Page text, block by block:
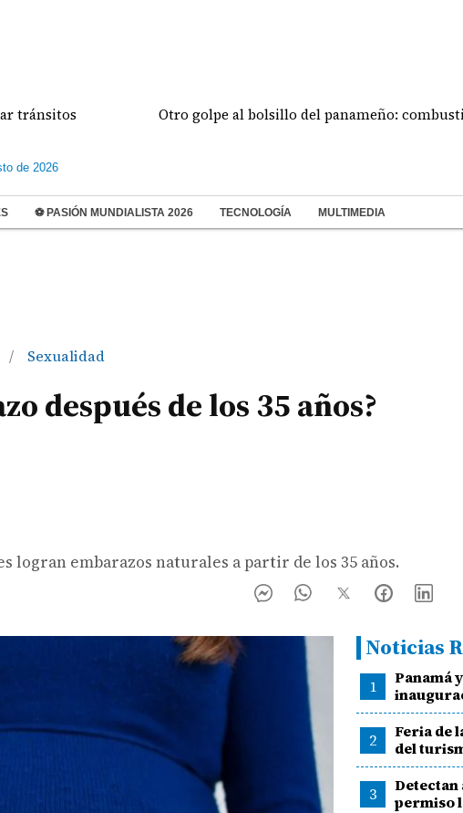
Otro golpe al bolsillo del panameño: combustibles
de 2026
⚽ PASIÓN MUNDIALISTA 2026 TECNOLOGÍA MULTIMEDIA
/ Sexualidad
después de los 35 años?
embarazos naturales a partir de los 35 años.
Noticias
1
Panamá
2
Feria de
del
3
permiso